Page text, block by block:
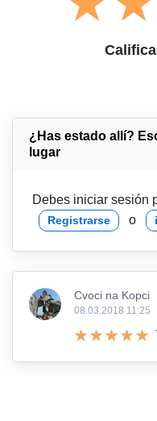
¿Has estado allí?
lugar
Debes iniciar sesión
Registrarse o
Cvoci na Kopci
08.03.2018 11:25